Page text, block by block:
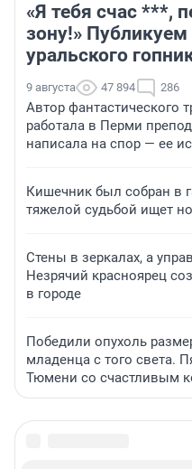
«Я тебя счас ***,
зону!»
уральского
9 августа 47 894 286
Автор фантастического
работала в Перми
написала на спор — ее
Кишечник был собран в
тяжелой судьбой ищет
Стены в зеркалах, а
Незрячий красноярец
в городе
Победили опухоль
младенца с того света.
Тюмени со счастливым